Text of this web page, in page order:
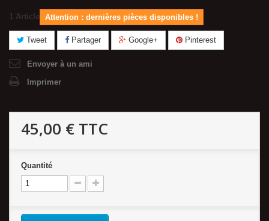
1 Article Attention : dernières pièces disponibles !
Tweet Partager Google+ Pinterest
Envoyer à un ami
Imprimer
45,00 € TTC
Quantité